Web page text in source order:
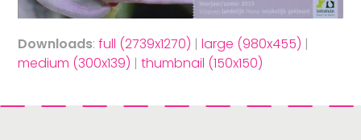
Downloads:full (2739x1270) |large (980x455) |
medium (300x139) |thumbnail (150x150)